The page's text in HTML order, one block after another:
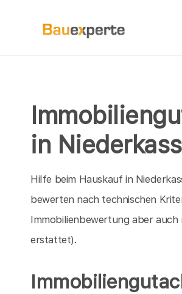
in
Hilfe beim Hauskauf in
bewerten nach technischen
Immobilienbewertung aber
erstattet).